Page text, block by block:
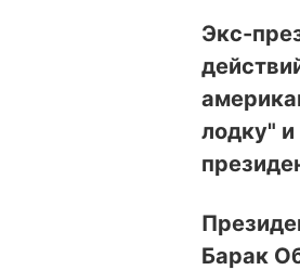
Экс-
лодку"
Барак